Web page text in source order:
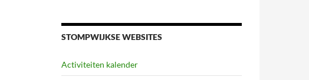
STOMPWIJKSE WEBSITES
Activiteiten kalender